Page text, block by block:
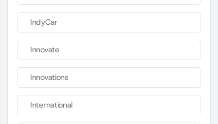
IndyCar
Innovate
Innovations
International